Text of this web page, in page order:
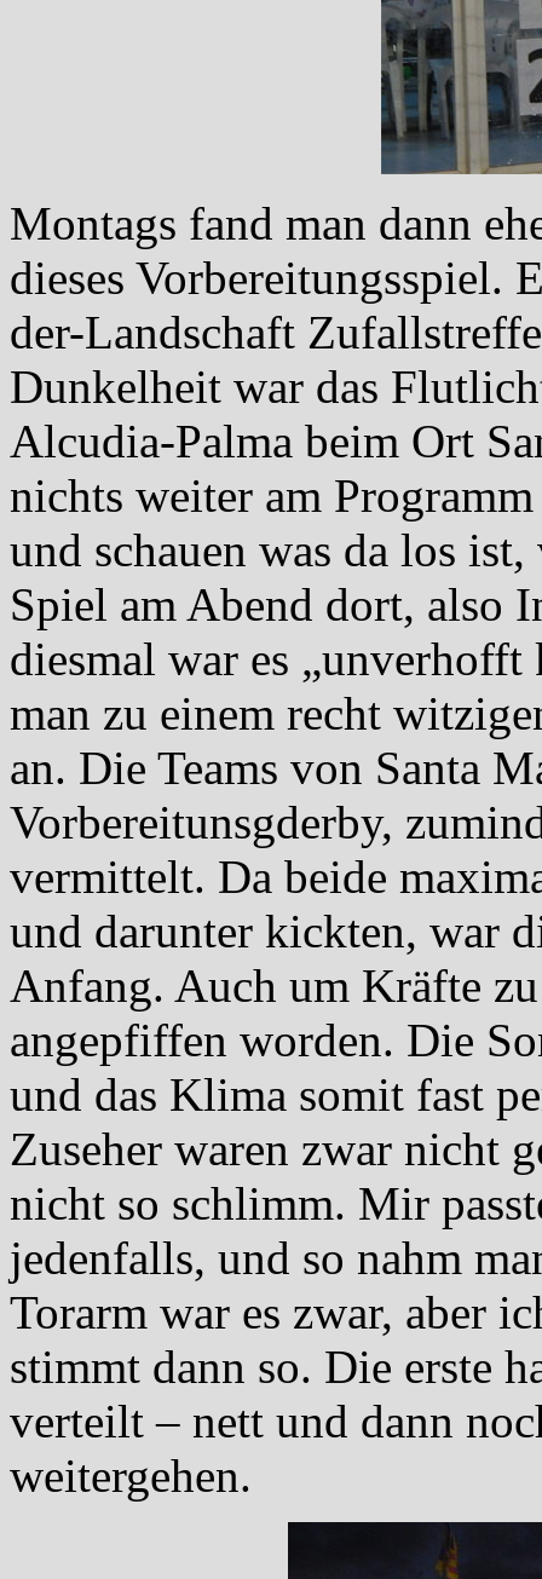
Montags fand man dann
dieses Vorbereitungsspiel.
der-Landschaft
Dunkelheit war das
Alcudia-Palma beim Ort
nichts weiter am
und schauen was da los
Spiel am Abend dort, also
diesmal war es
man zu einem recht
an. Die Teams von Santa
Vorbereitunsgderby,
vermittelt. Da beide
und darunter kickten, war
Anfang. Auch um Kräfte
angepfiffen worden. Die
und das Klima somit fast
Zuseher waren zwar nicht
nicht so schlimm. Mir
jedenfalls, und so nahm
Torarm war es zwar, aber
stimmt dann so. Die erste
verteilt – nett und dann
weitergehen.